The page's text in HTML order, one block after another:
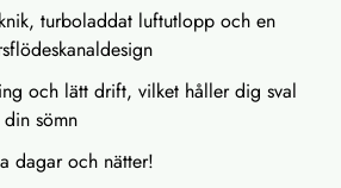
turboladdat luftutlopp och en
och lätt drift, vilket håller dig sval
sömn
dagar och nätter!